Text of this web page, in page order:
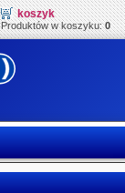
koszyk
Produktów w koszyku:0